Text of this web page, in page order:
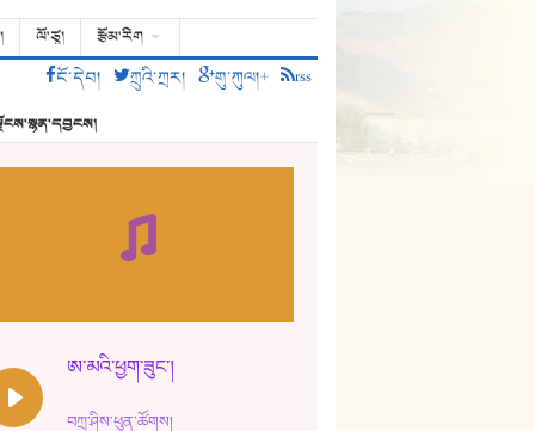
ལོ་ཙཱ།
རྩོམ་རིག
ངོ་དེབ།
ཀྲུའི་ཀྲར། གུ་ཀུལ།+ rss
ཨ་མའི་ཕྱག་ཟུང་།
བཀྲ་ཤིས་ཕུན་ཚོགས།